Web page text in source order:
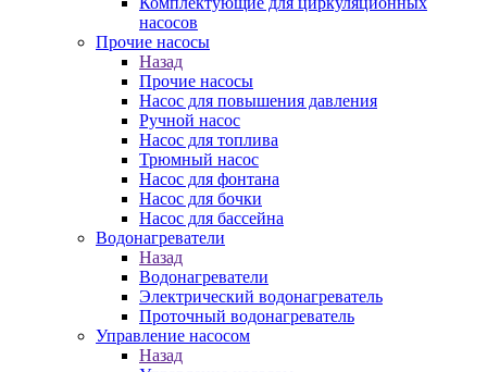
насосов
Прочие насосы
Назад
Прочие насосы
Насос для повышения давления
Ручной насос
Насос для топлива
Трюмный насос
Насос для фонтана
Насос для бочки
Насос для бассейна
Водонагреватели
Назад
Водонагреватели
Электрический водонагреватель
Проточный водонагреватель
Управление насосом
Назад